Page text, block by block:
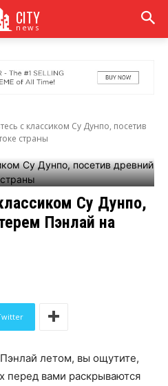
CITY
news
с классиком Су Дунпо, посетив
страны
Су Дунпо,
Пэнлай на
летом, вы ощутите,
перед вами раскрываются